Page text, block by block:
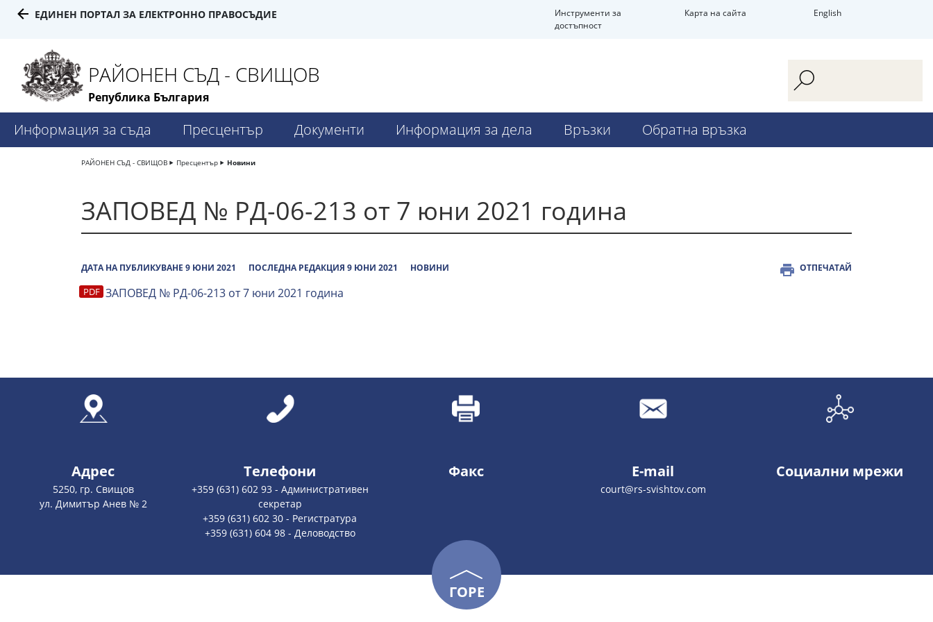
ЕДИНЕН ПОРТАЛ ЗА ЕЛЕКТРОННО ПРАВОСЪДИЕ
Инструменти за
достъпност
Карта на сайта English
РАЙОНЕН СЪД - СВИЩОВ
Република България
Информация за съда Пресцентър Документи Информация за дела Връзки Обратна връзка
РАЙОНЕН СЪД - СВИЩОВ Пресцентър Новини
ЗАПОВЕД № РД-06-213 от 7 юни 2021 година
ДАТА НА ПУБЛИКУВАНЕ 9 ЮНИ 2021 ПОСЛЕДНА РЕДАКЦИЯ 9 ЮНИ 2021 НОВИНИ ОТПЕЧАТАЙ
ЗАПОВЕД № РД-06-213 от 7 юни 2021 година
Адрес
5250, гр. Свищов
ул. Димитър Анев № 2
Телефони
+359 (631) 602 93 - Административен
секретар
+359 (631) 602 30 - Регистратура
+359 (631) 604 98 - Деловодство
Факс E-mail
court@rs-svishtov.com
Социални мрежи
ГОРЕ